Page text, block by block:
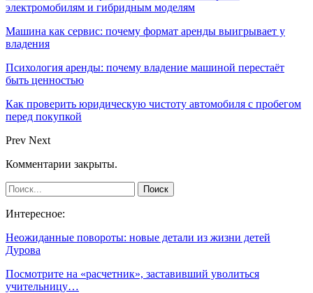
электромобилям и гибридным моделям
Машина как сервис: почему формат аренды выигрывает у
владения
Психология аренды: почему владение машиной перестаёт
быть ценностью
Как проверить юридическую чистоту автомобиля с пробегом
перед покупкой
Prev Next
Комментарии закрыты.
Интересное:
Неожиданные повороты: новые детали из жизни детей
Дурова
Посмотрите на «расчетник», заставивший уволиться
учительницу…